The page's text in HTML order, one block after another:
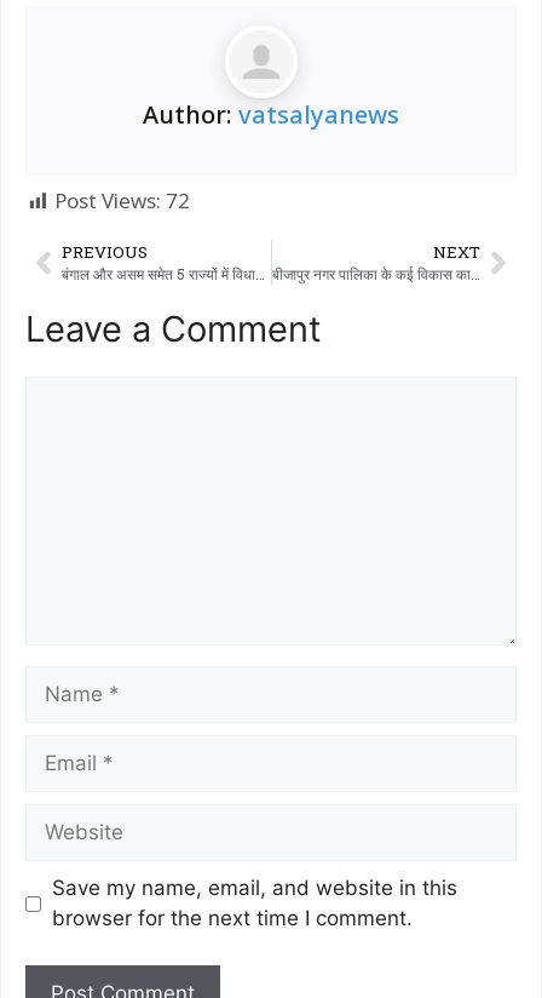
Author: vatsalyanews
Post Views: 72
PREVIOUS
बंगाल और असम समेत 5 राज्यों में विधानसभा चुनावों की घोषणा; गुजरात की एक सीट पर उपचुनाव भी होंगे।
NEXT
बीजापुर नगर पालिका के कई विकास कार्य रद्द — प्रशासक का महत्वपूर्ण निर्णय
Leave a Comment
Save my name, email, and website in this
browser for the next time I comment.